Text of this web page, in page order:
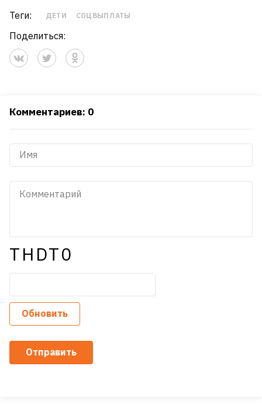
Теги: ДЕТИ СОЦВЫПЛАТЫ
Поделиться:
Комментариев: 0
THDT0
Обновить
Отправить